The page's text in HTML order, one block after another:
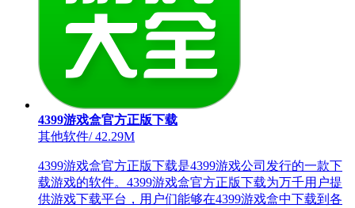
4399游戏盒官方正版下载
其他软件/42.29M
4399游戏盒官方正版下载是4399游戏公司发行的一款下
载游戏的软件。4399游戏盒官方正版下载为万千用户提
供游戏下载平台，用户们能够在4399游戏盒中下载到各